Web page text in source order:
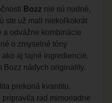
Bozz nie sú nudné,
ste už mali niekoľkokrát
a odvážne kombinácie
o zmyselné tóny
aj tajné ingrediencie,
Bozz nádych originality.
prekoná kvantitu.
pripravila rad mimoriadne